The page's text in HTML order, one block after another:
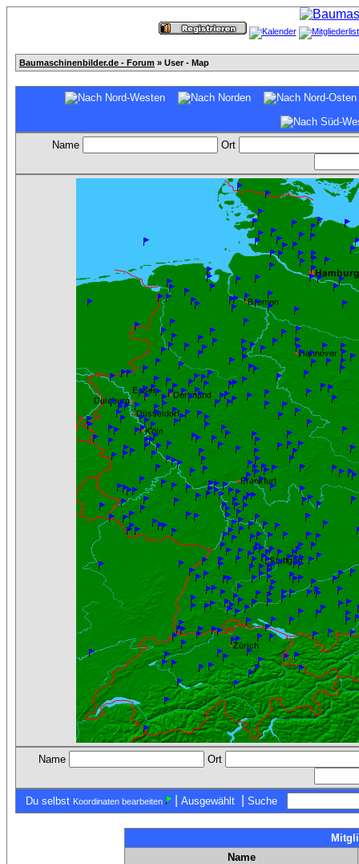
Baumaschinenbilder.de - Forum » User - Map
Name Ort
Name Ort
Du selbst Koordinaten bearbeiten | Ausgewählt Suche
Name